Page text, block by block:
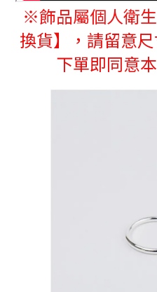
※飾品屬個人衛
換貨】，請留意
下單即同意